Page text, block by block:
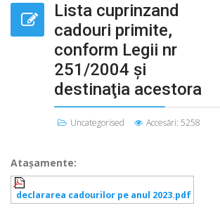
Lista cuprinzand
cadouri primite,
conform Legii nr
251/2004 şi
destinaţia acestora
Uncategorised Accesări: 5258
Ataşamente:
declararea cadourilor pe anul 2023.pdf